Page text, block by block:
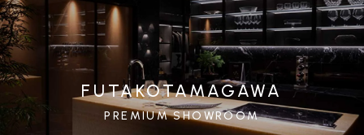
FUTAKOTAMAGAWA
PREMIUM SHOWROOM